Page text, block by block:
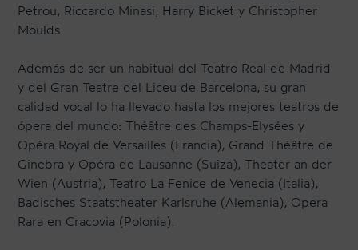
Petrou, Riccardo Minasi, Harry Bicket y Christopher
Moulds.
Además de ser un habitual del Teatro Real de Madrid
y del Gran Teatre del Liceu de Barcelona, su gran
calidad vocal lo ha llevado hasta los mejores teatros de
ópera del mundo: Théâtre des Champs-Elysées y
Opéra Royal de Versailles (Francia), Grand Théâtre de
Ginebra y Opéra de Lausanne (Suiza), Theater an der
Wien (Austria), Teatro La Fenice de Venecia (Italia),
Badisches Staatstheater Karlsruhe (Alemania), Opera
Rara en Cracovia (Polonia).